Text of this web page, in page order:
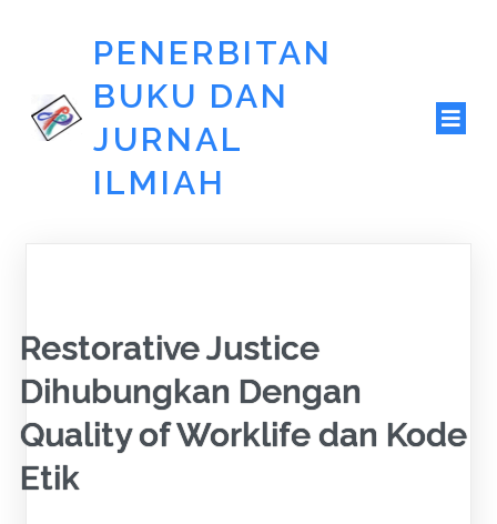
PENERBITAN
BUKU DAN
JURNAL
ILMIAH
Restorative Justice
Dihubungkan Dengan
Quality of Worklife dan Kode
Etik